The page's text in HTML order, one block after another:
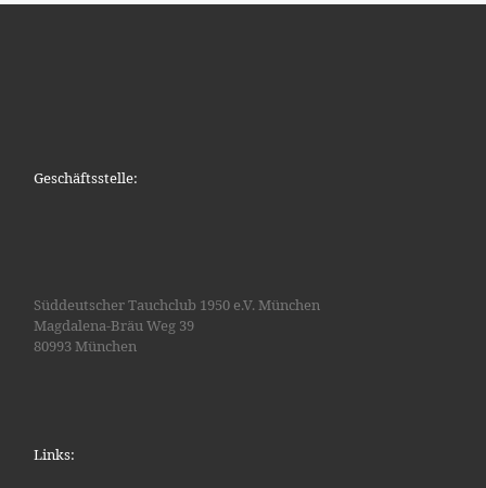
Geschäftsstelle:
Süddeutscher Tauchclub 1950 e.V. München
Magdalena-Bräu Weg 39
80993 München
Links: